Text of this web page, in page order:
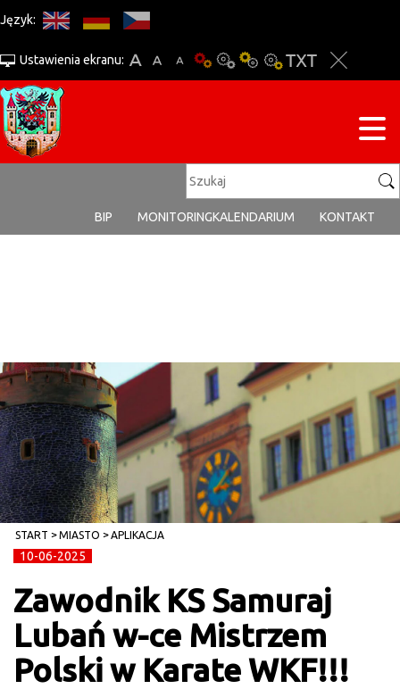
Język:
Ustawienia ekranu:
BIP MONITORINGKALENDARIUM KONTAKT
START MIASTO APLIKACJA
10-06-2025
Zawodnik KS Samuraj
Lubań w-ce Mistrzem
Polski w Karate WKF!!!